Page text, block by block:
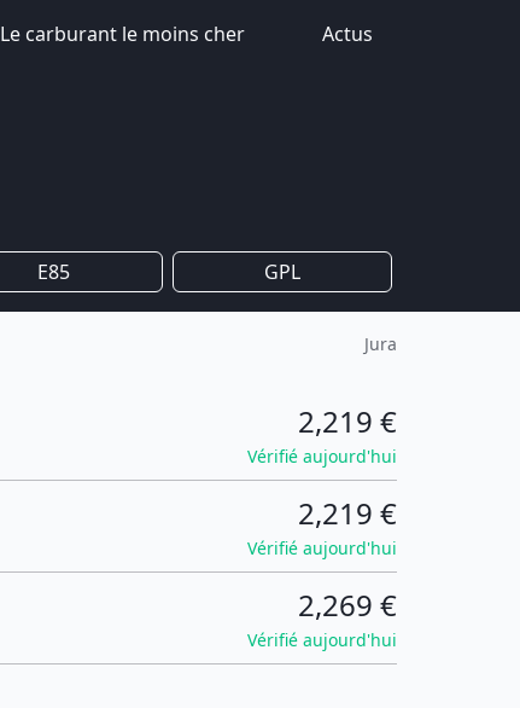
Le carburant le moins cher Actus
E85 GPL
Jura
2,219 €
Vérifié aujourd'hui
2,219 €
Vérifié aujourd'hui
2,269 €
Vérifié aujourd'hui